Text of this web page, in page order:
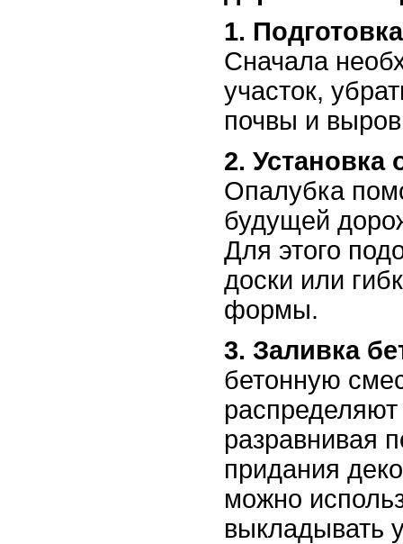
1.
Сначала
участок,
почвы и
2. Установка
Опалубка
будущей
Для этого
доски или
формы.
3. Заливка
бетонную
разравнивая
придания
можно
выкладывать